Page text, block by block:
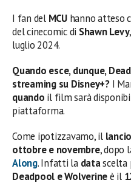
I fan del MCUhanno atteso
del cinecomic di Shawn Levy
luglio 2024.
Quando esce, dunque,
streaming su Disney+?I
quando il film sarà
piattaforma.
Come ipotizzavamo, il
ottobre e novembre, dopo
Along. Infatti la datascelta
Deadpool e Wolverineè il